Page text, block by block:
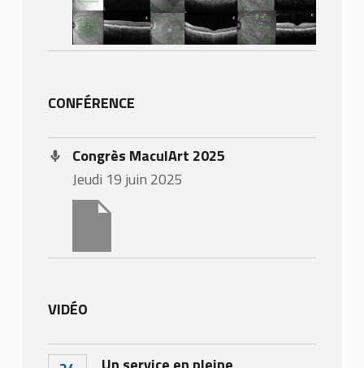
CONFÉRENCE
Congrès MaculArt 2025
jeudi 19 juin 2025
VIDÉO